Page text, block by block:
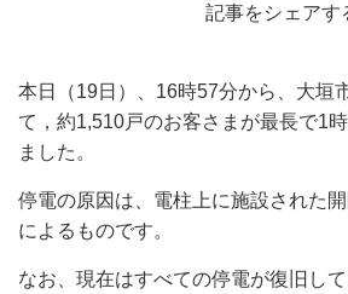
記事をシェアす
本日（19日）、16時57分から、大垣
て，約1,510戸のお客さまが最長で1
ました。
停電の原因は、電柱上に施設された
によるものです。
なお、現在はすべての停電が復旧して